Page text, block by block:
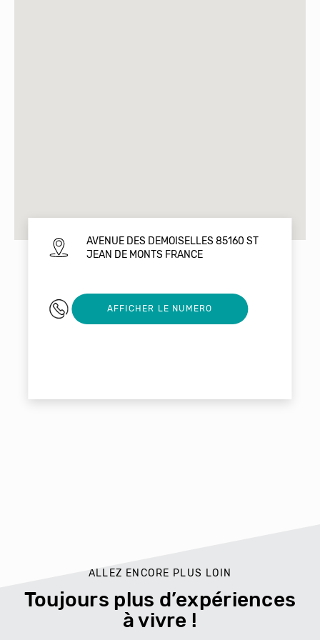
AVENUE DES DEMOISELLES 85160 ST
JEAN DE MONTS FRANCE
02 28 11 63 30
AFFICHER LE NUMERO
ALLEZ ENCORE PLUS LOIN
Toujours plus d’expériences
à vivre !